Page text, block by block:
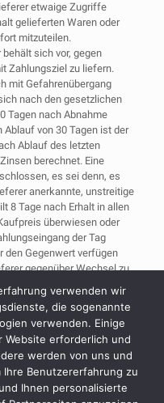
etwaige Zugriffe
gelieferten Waren oder
mitzuteilen.
sich vor, gegen
Zahlungsziel zu liefern.
mit Gefahrenübergang
nach den gesetzlichen
Tagen nach Abnahme
von 30 Tagen ist der
Ablauf des letzten
berechnet. Eine
es sei denn, es
anerkannte, unstreitige
8 Tage nach Erhalt in allen
überwiesen oder
der Tag
den Gegenwert verfügen
gegenüber Wechsel zu
gegen den
hierüber zunächst eine
Erfüllungsort (Dasing)
an dem sich die für den
(auch bei Scheck- und
dieser Bedingungen oder
verwenden wir
die sogenannte
verwenden. Einige
Website erforderlich und
werden von uns und
Benutzererfahrung zu
Ihnen personalisierte